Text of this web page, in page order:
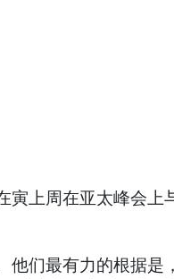
上周在亚太峰会
们最有力的根据是